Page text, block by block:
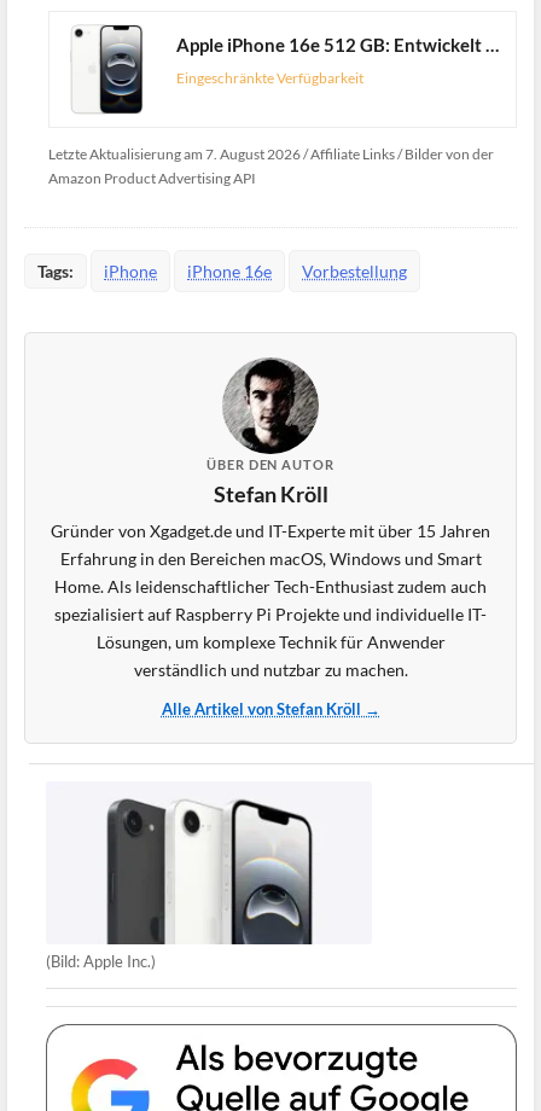
Apple iPhone 16e 512 GB: Entwickelt für Apple Intelligence, A18 Chip, Gigantische Batterielaufzeit, 48 MP Fusion Kamera, 6,1'' Super Retina XDR Display, Weiß
Eingeschränkte Verfügbarkeit
Letzte Aktualisierung am 7. August 2026 / Affiliate Links / Bilder von der
Amazon Product Advertising API
Tags: iPhone iPhone 16e Vorbestellung
ÜBER DEN AUTOR
Stefan Kröll
Gründer von Xgadget.de und IT-Experte mit über 15 Jahren
Erfahrung in den Bereichen macOS, Windows und Smart
Home. Als leidenschaftlicher Tech-Enthusiast zudem auch
spezialisiert auf Raspberry Pi Projekte und individuelle IT-
Lösungen, um komplexe Technik für Anwender
verständlich und nutzbar zu machen.
Alle Artikel von Stefan Kröll →
(Bild: Apple Inc.)